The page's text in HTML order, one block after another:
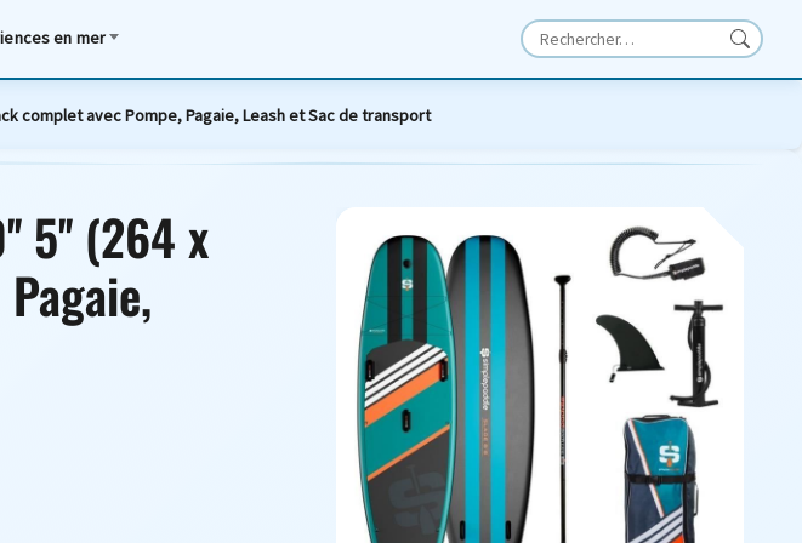
en mer
complet avec Pompe, Pagaie, Leash et Sac de transport
5'' (264 x